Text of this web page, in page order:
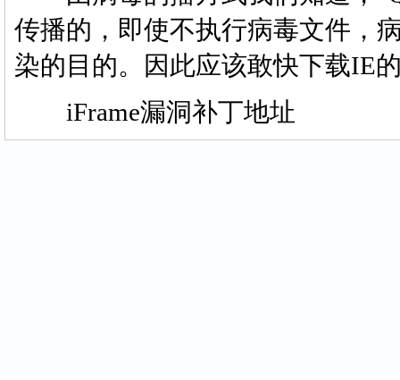
传播的，即使不执行病毒文件，
染的目的。因此应该敢快下载IE
iFrame漏洞补丁地址